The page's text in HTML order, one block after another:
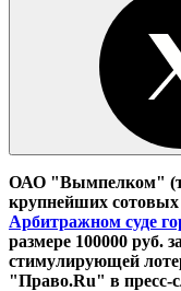
ОАО "Вымпелком"
крупнейших сотовых
Арбитражном суде
размере 100000 руб.
стимулирующей
"Право.Ru" в пресс-